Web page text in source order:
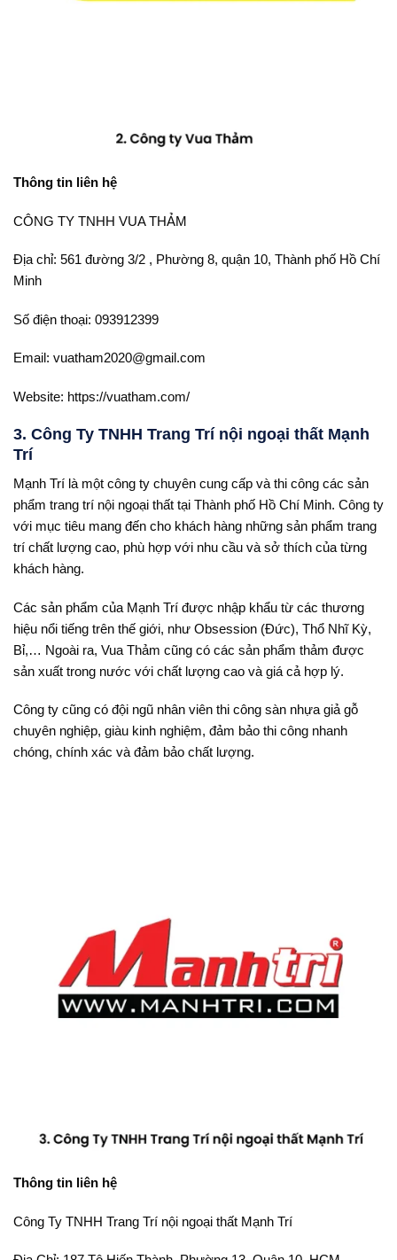
Thông tin liên hệ
CÔNG TY TNHH VUA THẢM
Địa chỉ: 561 đường 3/2 , Phường 8, quận 10, Thành phố Hồ Chí
Minh
Số điện thoại: 093912399
Email: vuatham2020@gmail.com
Website: https://vuatham.com/
3. Công Ty TNHH Trang Trí nội ngoại thất Mạnh
Trí
Mạnh Trí là một công ty chuyên cung cấp và thi công các sản
phẩm trang trí nội ngoại thất tại Thành phố Hồ Chí Minh. Công ty
với mục tiêu mang đến cho khách hàng những sản phẩm trang
trí chất lượng cao, phù hợp với nhu cầu và sở thích của từng
khách hàng.
Các sản phẩm của Mạnh Trí được nhập khẩu từ các thương
hiệu nổi tiếng trên thế giới, như Obsession (Đức), Thổ Nhĩ Kỳ,
Bỉ,… Ngoài ra, Vua Thảm cũng có các sản phẩm thảm được
sản xuất trong nước với chất lượng cao và giá cả hợp lý.
Công ty cũng có đội ngũ nhân viên thi công sàn nhựa giả gỗ
chuyên nghiệp, giàu kinh nghiệm, đảm bảo thi công nhanh
chóng, chính xác và đảm bảo chất lượng.
Thông tin liên hệ
Công Ty TNHH Trang Trí nội ngoại thất Mạnh Trí